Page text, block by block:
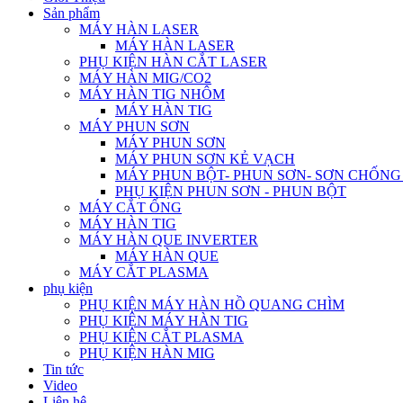
Sản phẩm
MÁY HÀN LASER
MÁY HÀN LASER
PHỤ KIỆN HÀN CẮT LASER
MÁY HÀN MIG/CO2
MÁY HÀN TIG NHÔM
MÁY HÀN TIG
MÁY PHUN SƠN
MÁY PHUN SƠN
MÁY PHUN SƠN KẺ VẠCH
MÁY PHUN BỘT- PHUN SƠN- SƠN
PHỤ KIỆN PHUN SƠN - PHUN BỘT
MÁY CẮT ỐNG
MÁY HÀN TIG
MÁY HÀN QUE INVERTER
MÁY HÀN QUE
MÁY CẮT PLASMA
phụ kiện
PHỤ KIỆN MÁY HÀN HỒ QUANG CHÌM
PHỤ KIỆN MÁY HÀN TIG
PHỤ KIỆN CẮT PLASMA
PHỤ KIỆN HÀN MIG
Tin tức
Video